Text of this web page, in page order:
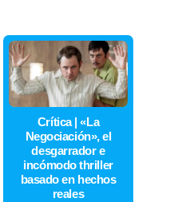
Crítica | «La
Negociación», el
desgarrador e
incómodo thriller
basado en hechos
reales